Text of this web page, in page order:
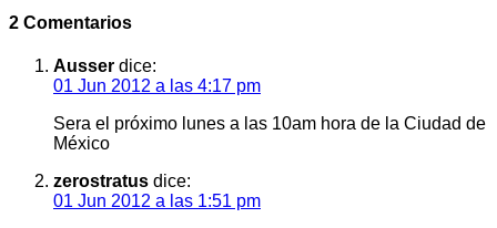
2 Comentarios
Ausser dice:
01 Jun 2012 a las 4:17 pm
Sera el próximo lunes a las 10am hora de la Ciudad de
México
zerostratus dice:
01 Jun 2012 a las 1:51 pm